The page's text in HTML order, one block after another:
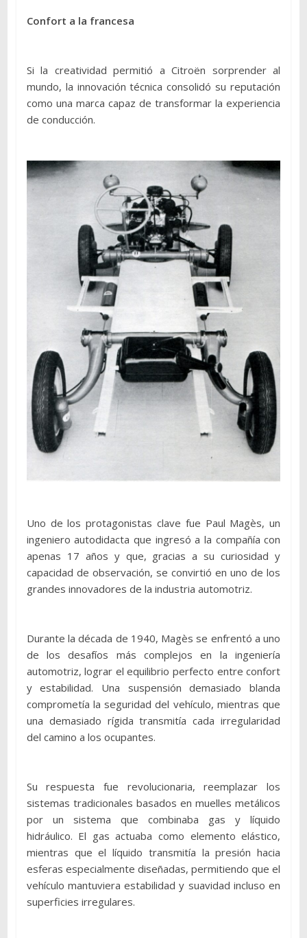
Confort a la francesa
Si la creatividad permitió a Citroën sorprender al
mundo, la innovación técnica consolidó su reputación
como una marca capaz de transformar la experiencia
de conducción.
Uno de los protagonistas clave fue Paul Magès, un
ingeniero autodidacta que ingresó a la compañía con
apenas 17 años y que, gracias a su curiosidad y
capacidad de observación, se convirtió en uno de los
grandes innovadores de la industria automotriz.
Durante la década de 1940, Magès se enfrentó a uno
de los desafíos más complejos en la ingeniería
automotriz, lograr el equilibrio perfecto entre confort
y estabilidad. Una suspensión demasiado blanda
comprometía la seguridad del vehículo, mientras que
una demasiado rígida transmitía cada irregularidad
del camino a los ocupantes.
Su respuesta fue revolucionaria, reemplazar los
sistemas tradicionales basados en muelles metálicos
por un sistema que combinaba gas y líquido
hidráulico. El gas actuaba como elemento elástico,
mientras que el líquido transmitía la presión hacia
esferas especialmente diseñadas, permitiendo que el
vehículo mantuviera estabilidad y suavidad incluso en
superficies irregulares.